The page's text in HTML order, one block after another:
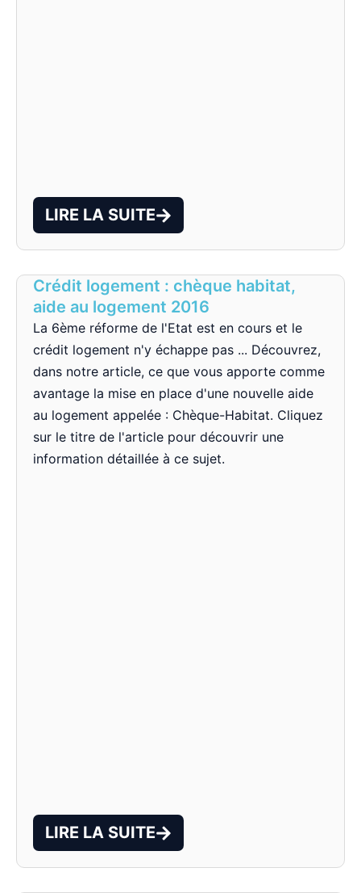
LIRE LA SUITE
Crédit logement : chèque habitat,
aide au logement 2016
La 6ème réforme de l'Etat est en cours et le
crédit logement n'y échappe pas ... Découvrez,
dans notre article, ce que vous apporte comme
avantage la mise en place d'une nouvelle aide
au logement appelée : Chèque-Habitat. Cliquez
sur le titre de l'article pour découvrir une
information détaillée à ce sujet.
LIRE LA SUITE